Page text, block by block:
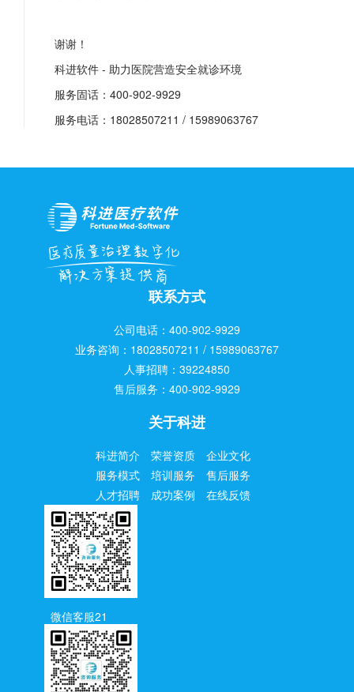
谢谢！
科进软件 - 助力医院营造安全就诊环境
服务固话：400-902-9929
服务电话：18028507211 / 15989063767
联系方式
公司电话：400-902-9929
业务咨询：18028507211 / 15989063767
人事招聘：39224850
售后服务：400-902-9929
关于科进
科进简介 荣誉资质
企业文化
服务模式
培训服务
售后服务
人才招聘
成功案例 在线反馈
微信客服21